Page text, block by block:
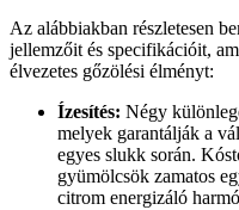
Az alábbiakban részletesen
jellemzőit és specifikációit,
élvezetes gőzölési élményt:
Ízesítés: Négy
melyek garantálják a
egyes slukk során.
gyümölcsök zamatos
citrom energizáló